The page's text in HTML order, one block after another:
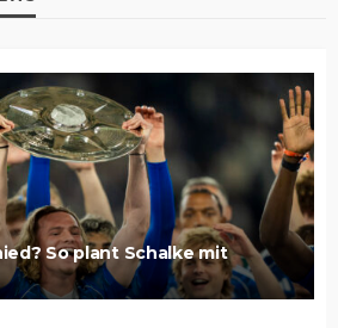
So plant Schalke mit